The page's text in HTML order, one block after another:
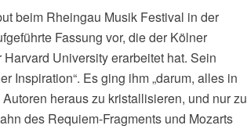
beim Rheingau Musik Festival in der
Fassung vor, die der Kölner
University erarbeitet hat. Sein
Inspiration“. Es ging ihm „darum, alles in
heraus zu kristallisieren, und nur zu
des Requiem-Fragments und Mozarts